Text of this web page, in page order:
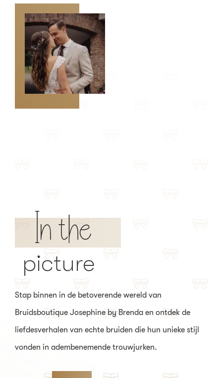
In the
picture
Stap binnen in de betoverende wereld van
Bruidsboutique Josephine by Brenda en ontdek de
liefdesverhalen van echte bruiden die hun unieke stijl
vonden in adembenemende trouwjurken.